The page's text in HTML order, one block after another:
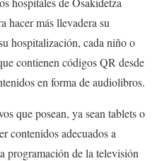
hacer más llevadera su
hospitalización, cada niño o
contienen códigos QR desde
en forma de audiolibros.
que posean, ya sean tablets o
contenidos adecuados a
programación de la televisión